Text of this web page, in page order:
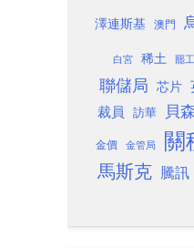
澤連斯基 澳門
白宮 稀土 罷工
聯儲局 芯片
裁員 訪華 貝
金價 金管局 關
馬斯克 騰訊